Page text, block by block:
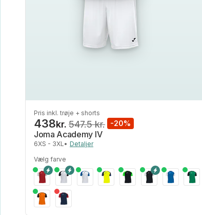
Pris inkl. trøje + shorts
438kr. 547.5 kr. -20%
Joma Academy IV
6XS - 3XL• Detaljer
Vælg farve